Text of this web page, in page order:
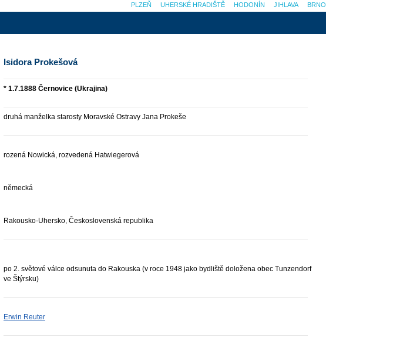
Isidora Prokešová
* 1.7.1888 Černovice (Ukrajina)
druhá manželka starosty Moravské Ostravy Jana Prokeše
rozená Nowická, rozvedená Hatwiegerová
německá
Rakousko-Uhersko, Československá republika
po 2. světové válce odsunuta do Rakouska (v roce 1948 jako bydliště doložena obec Tunzendorf
ve Štýrsku)
Erwin Reuter
BRNO
JIHLAVA
HODONÍN
UHERSKÉ HRADIŠTĚ
PLZEŇ